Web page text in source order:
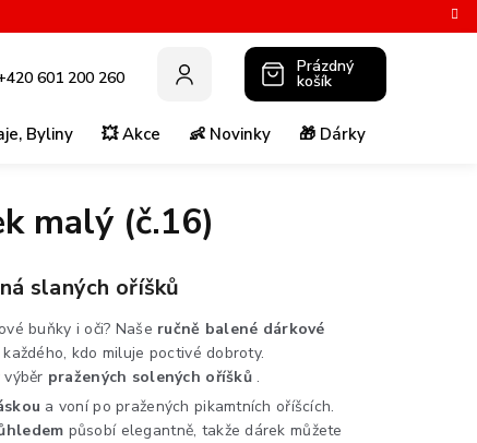
601 200 260
NÁKUPNÍ
Prázdný
košík
Byliny 💥 Akce 👶 Novinky 🎁 Dárky
malý (č.16)
slaných oříšků
buňky i oči? Naše ručně balené dárkové
kdo miluje poctivé dobroty.
pražených solených oříšků.
a voní po pražených pikamtních oříšcích.
působí elegantně, takže dárek můžete